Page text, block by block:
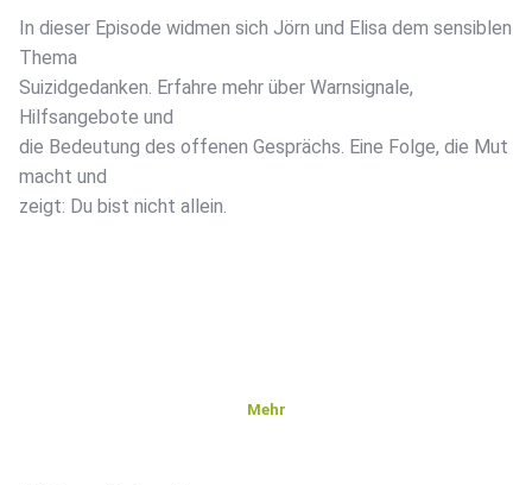
In dieser Episode widmen sich Jörn und Elisa dem sensiblen
Thema
Suizidgedanken. Erfahre mehr über Warnsignale,
Hilfsangebote und
die Bedeutung des offenen Gesprächs. Eine Folge, die Mut
macht und
zeigt: Du bist nicht allein.
Mehr